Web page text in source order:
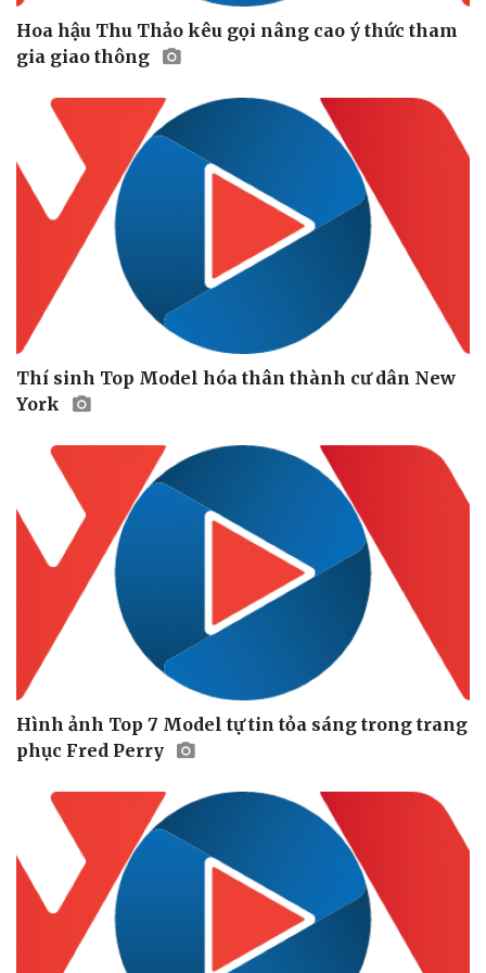
Sân khấu - Điện ảnh
Giải trí
Nghệ sĩ
Hoa hậu Thu Thảo kêu gọi nâng cao ý thức tham
gia giao thông
Thí sinh Top Model hóa thân thành cư dân New
York
Hình ảnh Top 7 Model tự tin tỏa sáng trong trang
phục Fred Perry